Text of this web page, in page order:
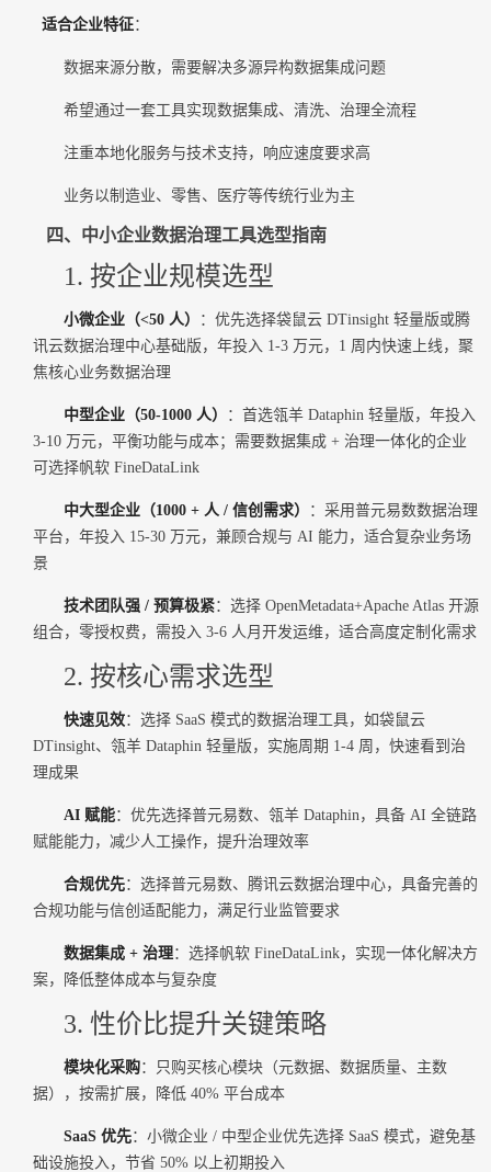
适合企业特征：
数据来源分散，需要解决多源异构数据集成问题
希望通过一套工具实现数据集成、清洗、治理全流程
注重本地化服务与技术支持，响应速度要求高
业务以制造业、零售、医疗等传统行业为主
四、中小企业数据治理工具选型指南
1. 按企业规模选型
小微企业（<50 人）
：优先选择袋鼠云 DTinsight 轻量版或腾
讯云数据治理中心基础版，年投入 1-3 万元，1 周内快速上线，聚
焦核心业务数据治理
中型企业（50-1000 人）
：首选瓴羊 Dataphin 轻量版，年投入
3-10 万元，平衡功能与成本；需要数据集成 + 治理一体化的企业
可选择帆软 FineDataLink
中大型企业（1000 + 人 / 信创需求）
：采用普元易数数据治理
平台，年投入 15-30 万元，兼顾合规与 AI 能力，适合复杂业务场
景
技术团队强 / 预算极紧：选择 OpenMetadata+Apache Atlas 开源
组合，零授权费，需投入 3-6 人月开发运维，适合高度定制化需求
2. 按核心需求选型
快速见效：选择 SaaS 模式的数据治理工具，如袋鼠云
DTinsight、瓴羊 Dataphin 轻量版，实施周期 1-4 周，快速看到治
理成果
AI 赋能：优先选择普元易数、瓴羊 Dataphin，具备 AI 全链路
赋能能力，减少人工操作，提升治理效率
合规优先：选择普元易数、腾讯云数据治理中心，具备完善的
合规功能与信创适配能力，满足行业监管要求
数据集成 + 治理：选择帆软 FineDataLink，实现一体化解决方
案，降低整体成本与复杂度
3. 性价比提升关键策略
模块化采购：只购买核心模块（元数据、数据质量、主数
据），按需扩展，降低 40% 平台成本
SaaS 优先：小微企业 / 中型企业优先选择 SaaS 模式，避免基
础设施投入，节省 50% 以上初期投入